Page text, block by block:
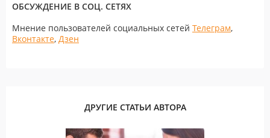
ОБСУЖДЕНИЕ В СОЦ. СЕТЯХ
Мнение пользователей социальных сетей Телеграм,
Вконтакте, Дзен
ДРУГИЕ СТАТЬИ АВТОРА